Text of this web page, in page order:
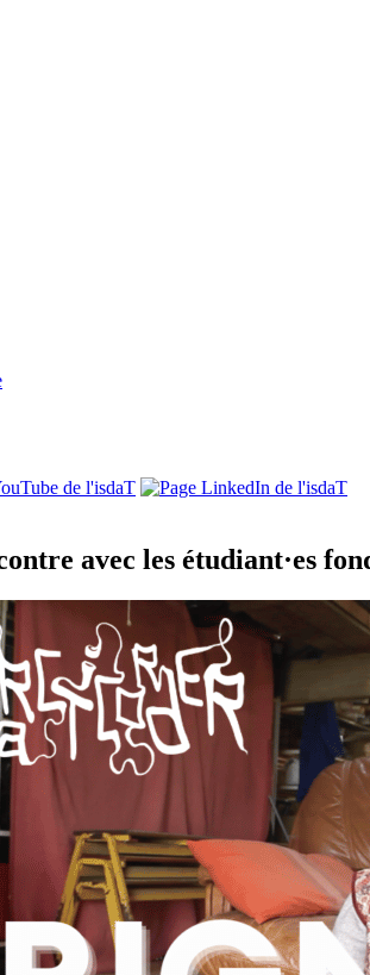
avec les étudiant·es